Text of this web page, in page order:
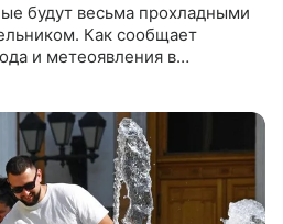
будут весьма прохладными
Как сообщает
и метеоявления в
кратковременные дожди.